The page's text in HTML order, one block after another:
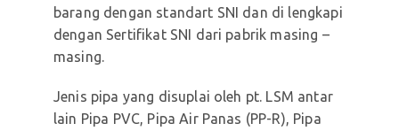
barang dengan standart SNI dan di lengkapi
dengan Sertifikat SNI dari pabrik masing –
masing.
Jenis pipa yang disuplai oleh pt. LSM antar
lain Pipa PVC, Pipa Air Panas (PP-R), Pipa